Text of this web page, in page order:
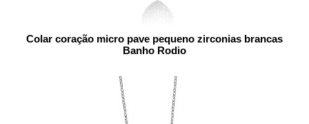
Colar coração micro pave pequeno zirconias brancas
Banho Rodio